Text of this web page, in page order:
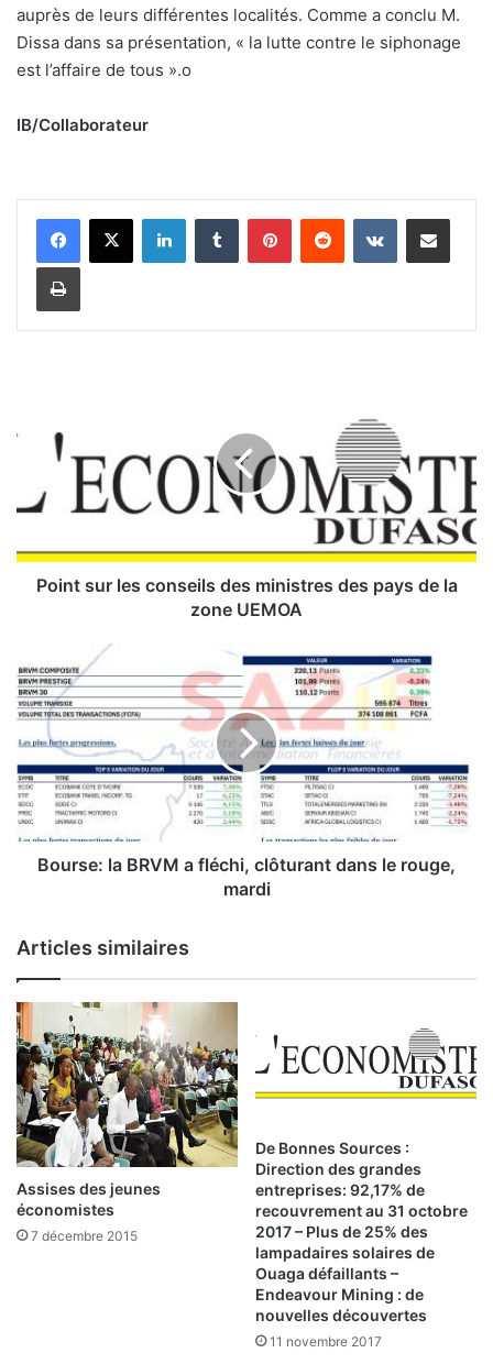
auprès de leurs différentes localités. Comme a conclu M.
Dissa dans sa présentation, « la lutte contre le siphonage
est l’affaire de tous ».o
IB/Collaborateur
u
l
n
s
e
i
l
s
d
e
i
s
t
r
e
s
d
e
s
p
a
y
s
Point sur les conseils des ministres des pays de la
zone UEMOA
o
u
r
s
e
:
l
a
a
f
l
é
c
h
i
,
c
l
ô
t
u
Bourse: la BRVM a fléchi, clôturant dans le rouge,
mardi
Articles similaires
Assises des jeunes
économistes
7 décembre 2015
De Bonnes Sources :
Direction des grandes
entreprises: 92,17% de
recouvrement au 31 octobre
2017 – Plus de 25% des
lampadaires solaires de
Ouaga défaillants –
Endeavour Mining : de
nouvelles découvertes
11 novembre 2017